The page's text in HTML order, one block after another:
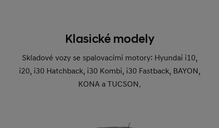
Klasické modely
Skladové vozy se spalovacími motory: Hyundai i10,
i20, i30 Hatchback, i30 Kombi, i30 Fastback, BAYON,
KONA a TUCSON.